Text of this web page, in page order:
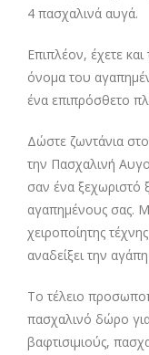
4 πασχαλινά αυγά.
Επιπλέον, έχετε
όνομα του
ένα επιπρόσθετο
Δώστε ζωντάνια
την Πασχαλινή
σαν ένα ξεχωριστό
αγαπημένους σας.
χειροποίητης
αναδείξει την
Το τέλειο
πασχαλινό δώρο
βαφτισιμιούς,